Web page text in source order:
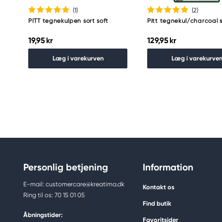
(1)
PITT tegnekulpen sort soft
19,95 kr
Læg i varekurven
(2)
Pitt tegnekul/charcoal
129,95 kr
Læg i varekurven
Personlig betjening
E-mail: customercare@kreatima.dk
Ring til os: 70 15 01 05
Åbningstider:
Information
Kontakt os
Find butik
Favoritsider